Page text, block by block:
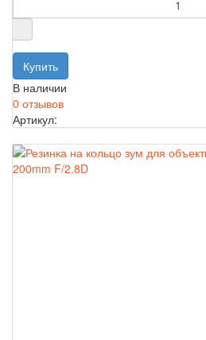
В наличии
0 отзывов
Артикул: